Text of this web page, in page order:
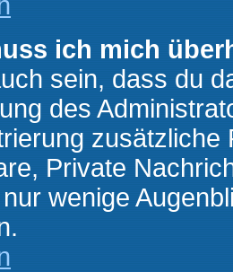
ich mich
sein, dass du
des
Private
wenige